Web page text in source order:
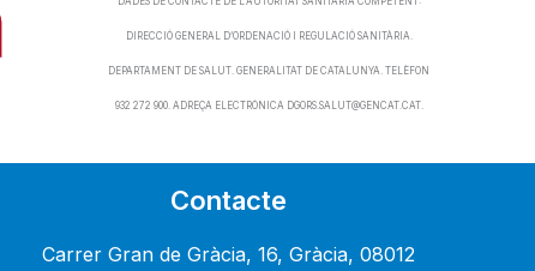
DIRECCIÓ GENERAL D’ORDENACIÓ I REGULACIÓ SANITÀRIA.
DEPARTAMENT DE SALUT. GENERALITAT DE CATALUNYA. TELÈFON
932 272 900. ADREÇA ELECTRÒNICA DGORS.SALUT@GENCAT.CAT.
Contacte
Carrer Gran de Gràcia, 16, Gràcia, 08012